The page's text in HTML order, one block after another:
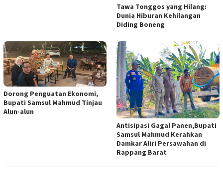
Tawa Tonggos yang Hilang:
Dunia Hiburan Kehilangan
Diding Boneng
Dorong Penguatan Ekonomi,
Bupati Samsul Mahmud Tinjau
Alun-alun
Antisipasi Gagal Panen,Bupati
Samsul Mahmud Kerahkan
Damkar Aliri Persawahan di
Rappang Barat